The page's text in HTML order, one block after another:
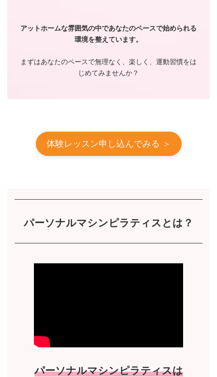
アットホームな雰囲気の中であなたのペースで始められる
環境を整えています。
まずはあなたのペースで無理なく、楽しく、運動習慣をは
じめてみませんか？
体験レッスン申し込んでみる ＞
パーソナルマシンピラティスとは？
パーソナルマシンピラティスは